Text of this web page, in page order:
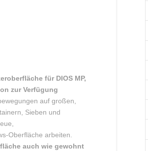
für DIOS MP,
zur Verfügung
auf großen,
Sieben und
Oberfläche arbeiten.
auch wie gewohnt